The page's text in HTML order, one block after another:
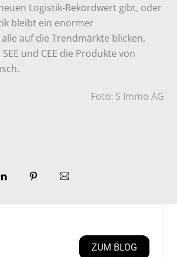
Logistik-Rekordwert gibt, oder
bleibt ein enormer
auf die Trendmärkte blicken,
und CEE die Produkte von
Foto: S Immo AG
ZUM BLOG